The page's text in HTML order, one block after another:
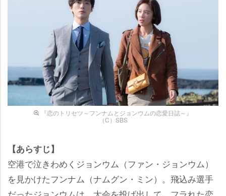
『恋のトリセツ～フンナムとジョンウムの恋愛日誌～』
（C）SBS
【あらすじ】
空港で泣きわめくジョンウム（ファン・ジョンウム）
を見かけたフンナム（ナムグン・ミン）。飛込み選手